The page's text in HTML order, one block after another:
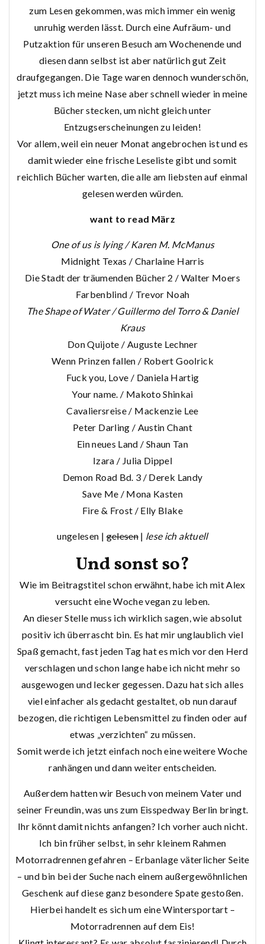
zum Lesen gekommen, was mich immer ein wenig
unruhig werden lässt. Durch eine Aufräum- und
Putzaktion für unseren Besuch am Wochenende und
diesen dann selbst ist aber natürlich gut Zeit
draufgegangen. Die Tage waren dennoch wunderschön,
jetzt muss ich meine Nase aber schnell wieder in meine
Bücher stecken, um nicht gleich unter
Entzugserscheinungen zu leiden!
Vor allem, weil ein neuer Monat angebrochen ist und es
damit wieder eine frische Leseliste gibt und somit
reichlich Bücher warten, die alle am liebsten auf einmal
gelesen werden würden.
want to read März
One of us is lying / Karen M. McManus
Midnight Texas / Charlaine Harris
Die Stadt der träumenden Bücher 2 / Walter Moers
Farbenblind / Trevor Noah
The Shape of Water / Guillermo del Torro & Daniel
Kraus
Don Quijote / Auguste Lechner
Wenn Prinzen fallen / Robert Goolrick
Fuck you, Love / Daniela Hartig
Your name. / Makoto Shinkai
Cavaliersreise / Mackenzie Lee
Peter Darling / Austin Chant
Ein neues Land / Shaun Tan
Izara / Julia Dippel
Demon Road Bd. 3 / Derek Landy
Save Me / Mona Kasten
Fire & Frost / Elly Blake
ungelesen |gelesen| lese ich aktuell
Und sonst so?
Wie im Beitragstitel schon erwähnt, habe ich mit Alex
versucht eine Woche vegan zu leben.
An dieser Stelle muss ich wirklich sagen, wie absolut
positiv ich überrascht bin. Es hat mir unglaublich viel
Spaß gemacht, fast jeden Tag hat es mich vor den Herd
verschlagen und schon lange habe ich nicht mehr so
ausgewogen und lecker gegessen. Dazu hat sich alles
viel einfacher als gedacht gestaltet, ob nun darauf
bezogen, die richtigen Lebensmittel zu finden oder auf
etwas „verzichten“ zu müssen.
Somit werde ich jetzt einfach noch eine weitere Woche
ranhängen und dann weiter entscheiden.
Außerdem hatten wir Besuch von meinem Vater und
seiner Freundin, was uns zum Eisspedway Berlin bringt.
Ihr könnt damit nichts anfangen? Ich vorher auch nicht.
Ich bin früher selbst, in sehr kleinem Rahmen
Motorradrennen gefahren – Erbanlage väterlicher Seite
– und bin bei der Suche nach einem außergewöhnlichen
Geschenk auf diese ganz besondere Spate gestoßen.
Hierbei handelt es sich um eine Wintersportart –
Motorradrennen auf dem Eis!